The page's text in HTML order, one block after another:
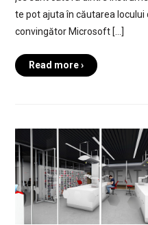
te pot ajuta în căutarea locului
convingător Microsoft […]
Read more ›